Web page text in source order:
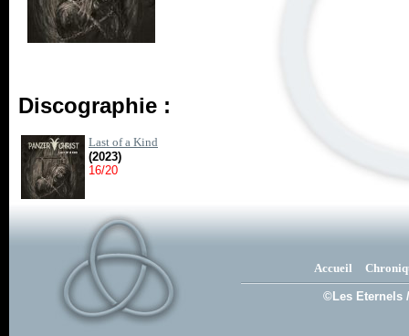
Discographie :
Last of a Kind
(2023)
16/20
Accueil
©Les Eternels